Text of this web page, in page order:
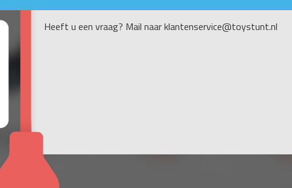
Heeft u een vraag? Mail naar klantenservice@toystunt.nl